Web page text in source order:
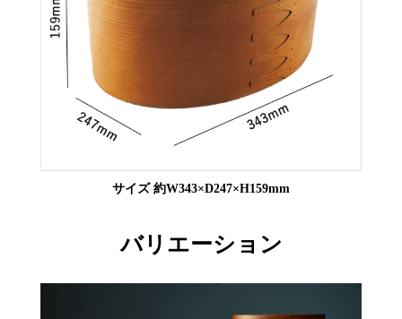
サイズ 約W343×D247×H159mm
バリエーション